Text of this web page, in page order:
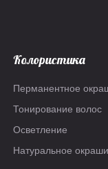
Колористика
Перманентное
Тонирование волос
Осветление
Натуральное